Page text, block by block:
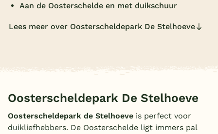
Texel
Limburg
Aan de Oosterschelde en met duikschuur
Lees meer over Oosterscheldepark De Stelhoeve
Oosterscheldepark De Stelhoeve
Oosterscheldepark de Stelhoeve is perfect voor
duikliefhebbers. De Oosterschelde ligt immers pal